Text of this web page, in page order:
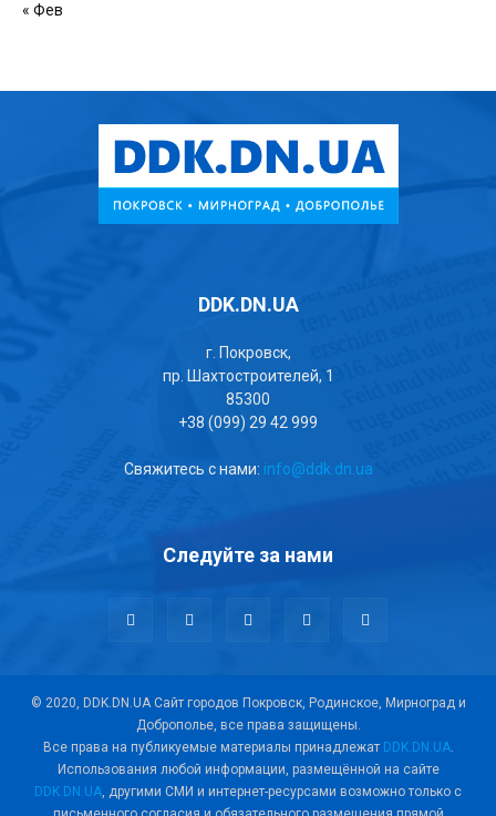
« Фев
DDK.DN.UA
г. Покровск,
пр. Шахтостроителей, 1
85300
+38 (099) 29 42 999
Свяжитесь с нами: info@ddk.dn.ua
Следуйте за нами
© 2020, DDK.DN.UA Сайт городов Покровск, Родинское, Мирноград и
Доброполье, все права защищены.
Все права на публикуемые материалы принадлежат DDK.DN.UA.
Использования любой информации, размещённой на сайте
DDK.DN.UA, другими СМИ и интернет-ресурсами возможно только с